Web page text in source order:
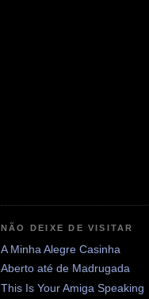
NÃO DEIXE DE VISITAR
A Minha Alegre Casinha
Aberto até de Madrugada
This Is Your Amiga Speaking